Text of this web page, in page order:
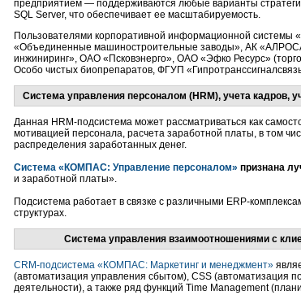
предприятием — поддерживаются любые варианты
SQL Server, что обеспечивает ее масштабируемость.
Пользователями корпоративной информационной
«Объединенные машиностроительные заводы», АК
инжиниринг», ОАО «Псковэнерго», ОАО «Эфко Ресурс»
Особо чистых биопрепаратов, ФГУП
Система управления персоналом (HRM), учета кадров,
Данная HRM-подсистема может рассматриваться как
мотивацией персонала, расчета заработной платы, в том
распределения заработанных денег.
Система «КОМПАС: Управление персоналом» признана
и заработной платы».
Подсистема работает в связке с различными ERP-
структурах.
Система управления взаимоотношениями с
CRM-подсистема «КОМПАС: Маркетинг и менеджмент»
(автоматизация управления сбытом), CSS (автоматизация
деятельности), а также ряд функций Time Management